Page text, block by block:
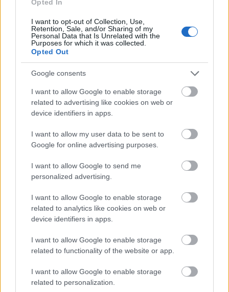
Opted In
I want to opt-out of Collection, Use,
Retention, Sale, and/or Sharing of my
Personal Data that Is Unrelated with the
Purposes for which it was collected.
Opted Out
Google consents
I want to allow Google to enable storage
related to advertising like cookies on web or
device identifiers in apps.
I want to allow my user data to be sent to
Google for online advertising purposes.
I want to allow Google to send me
personalized advertising.
I want to allow Google to enable storage
related to analytics like cookies on web or
device identifiers in apps.
I want to allow Google to enable storage
related to functionality of the website or app.
I want to allow Google to enable storage
related to personalization.
információkat, ha azokat véglegesnek tekinti - a
publikált anyagokon nem áll módunkban
változtatni.
Disclaimer:
elküldi, hozzájárul, hogy az teljes egészében, eredeti
és / vagy szerkesztett formájában
a Színház.hu oldalain és / vagy tartalmi partnerein
megjelenjen.
Minden, a fent leírt formátumban és csatornán
beérkezett anyagot jogtisztának tekintünk.
Amennyiben azok közlése bármilyen szerzői
egészében az információ forrását terheli.
beérkezett anyagokat részben vagy egészben,
szerkesztett vagy eredeti formában közölje,
másodközlésre továbbadja - vagy (indokolt esetben)
Az anyagok sorrendiségét, fenntartási idejét